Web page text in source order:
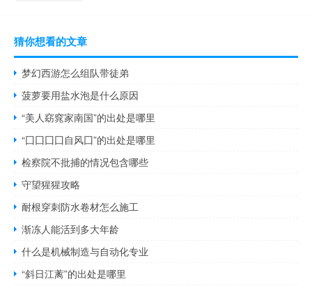
猜你想看的文章
梦幻西游怎么组队带徒弟
菠萝要用盐水泡是什么原因
“美人窈窕家南国”的出处是哪里
“囗囗囗囗自风囗”的出处是哪里
检察院不批捕的情况包含哪些
守望猩猩攻略
耐根穿刺防水卷材怎么施工
渐冻人能活到多大年龄
什么是机械制造与自动化专业
“斜日江蓠”的出处是哪里